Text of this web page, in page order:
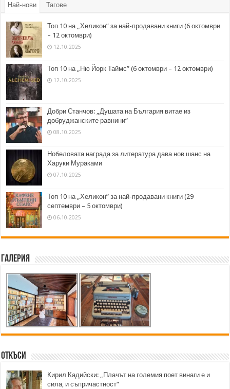
Най-нови Тагове
Топ 10 на „Хеликон” за най-продавани книги (6 октомври
– 12 октомври)
12.10.2025
Топ 10 на „Ню Йорк Таймс” (6 октомври – 12 октомври)
12.10.2025
Добри Станчов: „Душата на България витае из
добруджанските равнини“
08.10.2025
Нобеловата награда за литература дава нов шанс на
Харуки Мураками
07.10.2025
Топ 10 на „Хеликон” за най-продавани книги (29
септември – 5 октомври)
06.10.2025
Галерия
Откъси
Кирил Кадийски: „Плачът на големия поет винаги е и
сила, и съпричастност“